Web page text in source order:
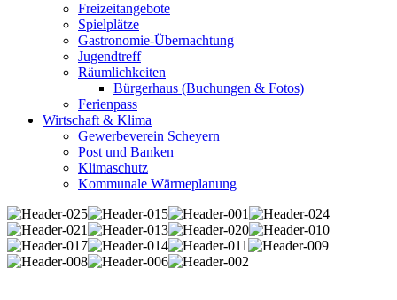
Freizeitangebote
Spielplätze
Gastronomie-Übernachtung
Jugendtreff
Räumlichkeiten
Bürgerhaus (Buchungen & Fotos)
Ferienpass
Wirtschaft & Klima
Gewerbeverein Scheyern
Post und Banken
Klimaschutz
Kommunale Wärmeplanung